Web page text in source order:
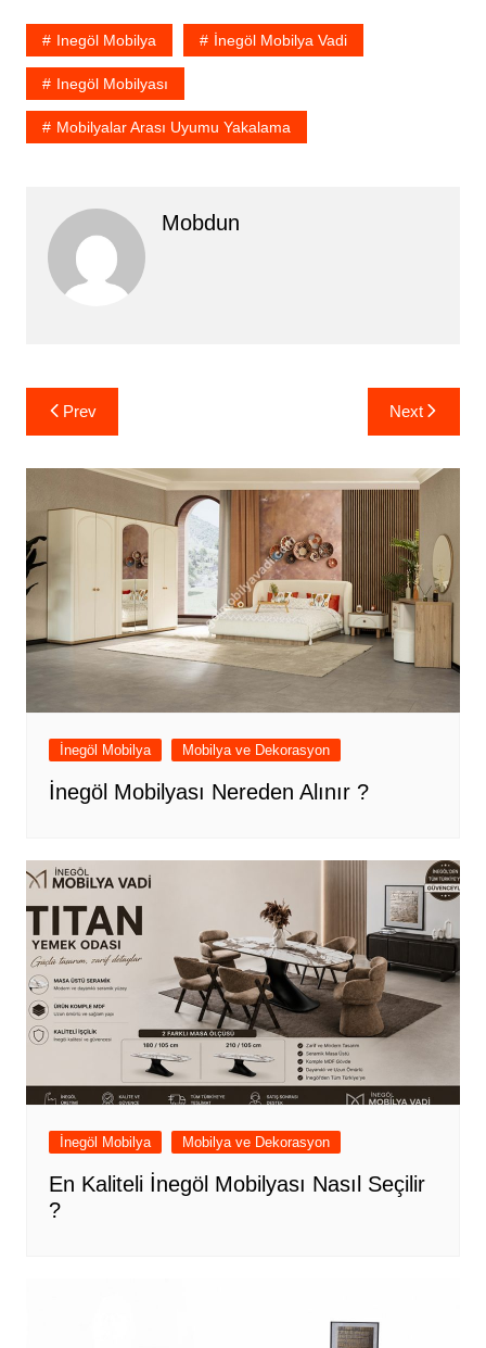
Inegöl Mobilya İnegöl Mobilya Vadi
Inegöl Mobilyası
Mobilyalar Arası Uyumu Yakalama
Mobdun
Yazı
gezinmesi
Prev Next
İnegöl Mobilya Mobilya ve Dekorasyon
İnegöl Mobilyası Nereden Alınır ?
İnegöl Mobilya Mobilya ve Dekorasyon
En Kaliteli İnegöl Mobilyası Nasıl Seçilir
?